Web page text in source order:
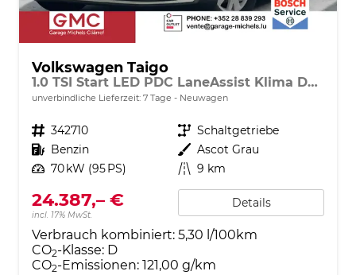
Volkswagen Taigo
1.0 TSI Start LED PDC LaneAssist Klima DAB
unverbindliche Lieferzeit: 7 Tage Neuwagen
Fahrzeugnr. 342710 Getriebe Schaltgetriebe
Kraftstoff Benzin Außenfarbe Ascot Grau
Leistung 70 kW (95 PS) Kilometerstand 9 km
24.387,– €
incl. 17% MwSt.
Details
Verbrauch kombiniert: 5,30 l/100km
CO2-Klasse: D
CO2-Emissionen: 121,00 g/km